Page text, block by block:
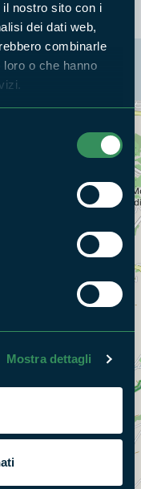
nostro sito con i
dei dati web,
combinarle
o che hanno
Mostra dettagli